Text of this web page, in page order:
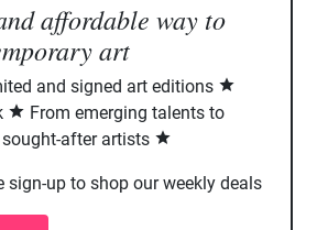
affordable way to
art
and signed art editions
From emerging talents to
sought-after artists
sign-up to shop our weekly deals